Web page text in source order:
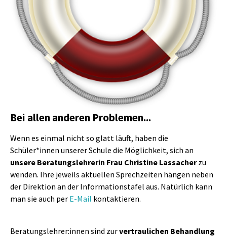
Bei allen anderen Problemen...
Wenn es einmal nicht so glatt läuft, haben die
Schüler*innen unserer Schule die Möglichkeit, sich an
unsere Beratungslehrerin Frau Christine Lassacherzu
wenden. Ihre jeweils aktuellen Sprechzeiten hängen neben
der Direktion an der Informationstafel aus. Natürlich kann
man sie auch per E-Mail kontaktieren.
Beratungslehrer:innen sind zurvertraulichen Behandlung